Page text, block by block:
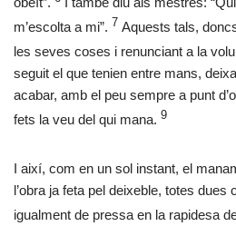
m’escolta a mi”. 7 Aquests tals,
les seves coses i renunciant a la
seguit el que tenien entre mans,
acabar, amb el peu sempre a punt
fets la veu del qui mana. 9
I així, com en un sol instant, el
l’obra ja feta pel deixeble, totes dues
igualment de pressa en la rapidesa